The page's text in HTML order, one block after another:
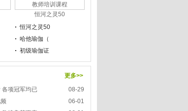
恒河之灵50
恒河之灵50
哈他瑜伽（
初级瑜伽证
更多>>
各项冠军均已
08-29
06-01